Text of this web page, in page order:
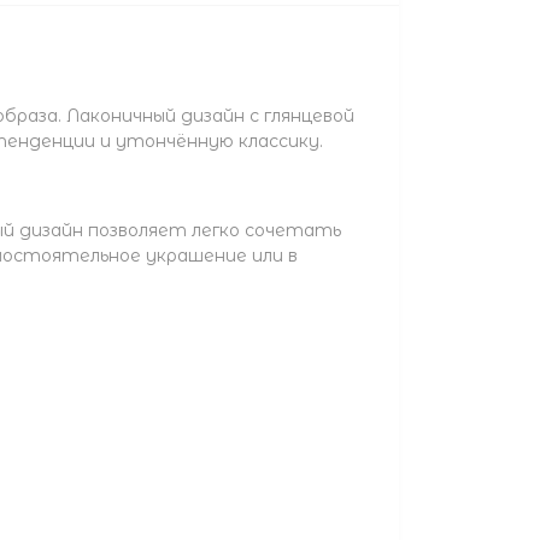
Лаконичный дизайн с глянцевой
и утончённую классику.
дизайн позволяет легко сочетать
украшение или в